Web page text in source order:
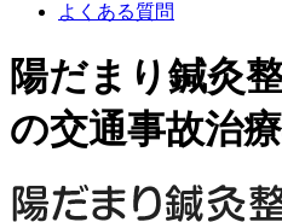
よくある質問
陽だまり鍼灸
の交通事故治